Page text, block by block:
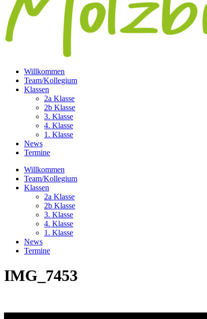
Willkommen
Team/Kollegium
Klassen
2a Klasse
2b Klasse
3. Klasse
4. Klasse
1. Klasse
News
Termine
Willkommen
Team/Kollegium
Klassen
2a Klasse
2b Klasse
3. Klasse
4. Klasse
1. Klasse
News
Termine
IMG_7453